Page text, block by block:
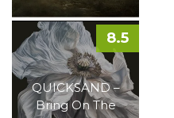
QUICKSAND –
Bring On The
8.5